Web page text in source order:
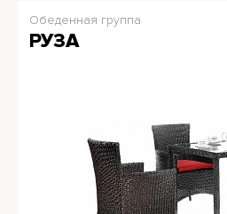
Обеденная группа
РУЗА